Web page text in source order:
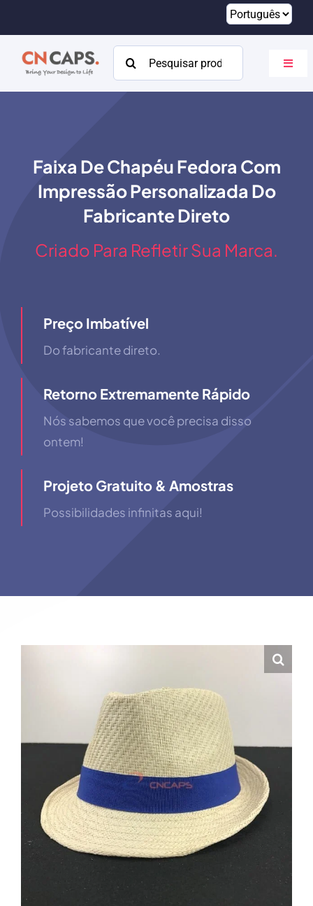
conteúdo
Procurar:
Catálogo
Recursos
Faixa De Chapéu Fedora Com
Impressão Personalizada Do
Fabricante Direto
Criado Para Refletir Sua Marca.
Preço Imbatível
Do fabricante direto.
Retorno Extremamente Rápido
Nós sabemos que você precisa disso
ontem!
Projeto Gratuito & Amostras
Possibilidades infinitas aqui!